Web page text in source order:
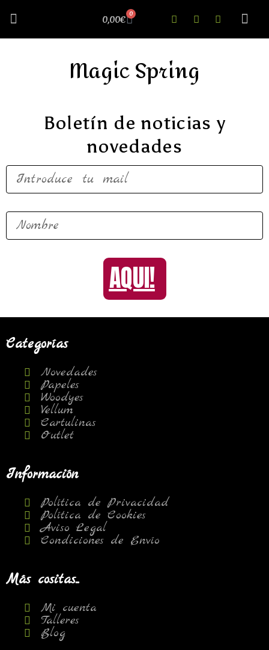
0,00€ 0
Magic Spring
Boletín de noticias y
novedades
AQUI!
Categorías
Novedades
Papeles
Woodyes
Vellum
Cartulinas
Outlet
Información
Política de Privacidad
Política de Cookies
Aviso Legal
Condiciones de Envío
Más cositas...
Mi cuenta
Talleres
Blog